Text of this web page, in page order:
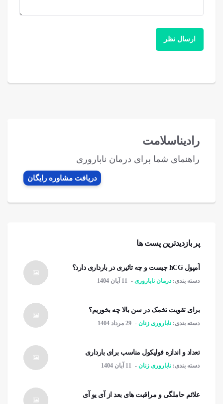
رادیناسلامت
راهنمای شما برای درمان ناباروری
دریافت مشاوره رایگان
پر بازدیدترین پست ها
آمپول hCG چیست و چه تاثیری در بارداری دارد؟
دسته بندی: درمان ناباروری 11 آبان 1404
برای تقویت تخمک در سن بالا چه بخوریم؟
دسته بندی: ناباروری زنان 29 مرداد 1404
تعداد و اندازه فولیکول مناسب برای بارداری
دسته بندی: ناباروری زنان 11 آبان 1404
علائم حاملگی و مراقبت های بعد از آی یو آی